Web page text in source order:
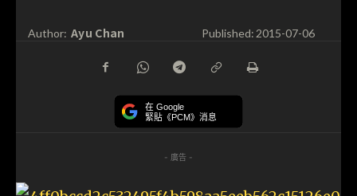
Author: Ayu Chan Published:2015-07-06
在 Google
緊貼《PCM》消息
- 廣告 -